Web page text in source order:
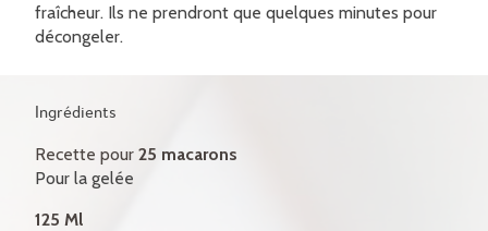
fraîcheur. Ils ne prendront que quelques minutes pour
décongeler.
Ingrédients
Recette pour 25 macarons
Pour la gelée
125 Ml